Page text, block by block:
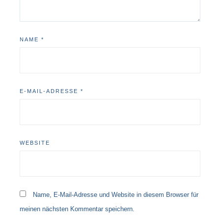
NAME *
E-MAIL-ADRESSE *
WEBSITE
Name, E-Mail-Adresse und Website in diesem Browser für
meinen nächsten Kommentar speichern.